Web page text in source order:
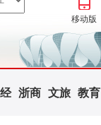
移动版
浙商 文旅 教育